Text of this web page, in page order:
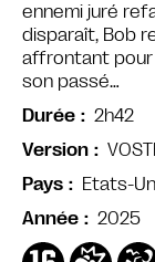
ennemi juré
disparaît, Bob
affrontant pour
son passé…
Durée
2h42
Version
Pays
Etats-
Année
2025